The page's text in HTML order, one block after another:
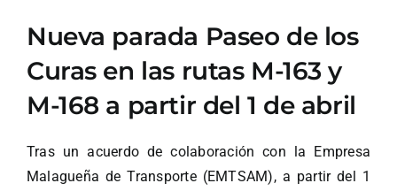
Nueva parada Paseo de los
Curas en las rutas M-163 y
M-168 a partir del 1 de abril
Tras un acuerdo de colaboración con la Empresa
Malagueña de Transporte (EMTSAM), a partir del 1